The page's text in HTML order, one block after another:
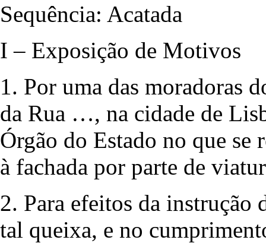
Sequência: Acatada
I – Exposição de Motivos
1. Por uma das moradoras
da Rua …, na cidade de
Órgão do Estado no que se
à fachada por parte de
2. Para efeitos da instrução
tal queixa, e no